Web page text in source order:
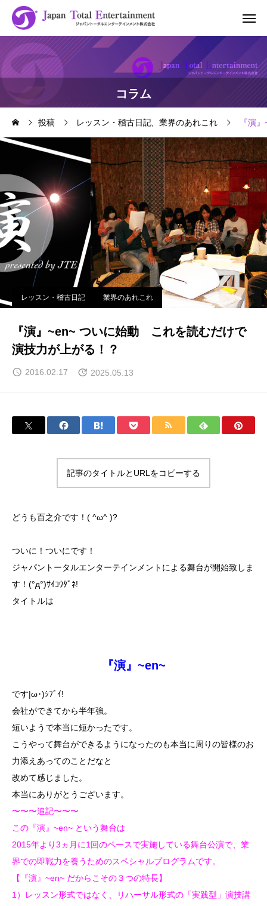
コラム
投稿 レッスン・稽古日記 業界のあれこれ 『演
レッスン・稽古日記 業界のあれこれ
『演』~en~ ついに始動 これを読むだけで
演技力が上がる！？
2016.02.17 2025.05.13
記事のタイトルとURLをコピーする
どうも百之介です！( ^ω^ )?
ついに！ついにです！
ジャパントータルエンターテインメントによる舞台が開始致しま
す！(°д°)ｻｲｺｳﾀﾞﾈ!
タイトルは
『演』~en~
です|ω･)ｼﾌﾞｲ!
会社ができてから半年強。
短いようで本当に短かったです。
こうやって舞台ができるようになったのも本当に周りの皆様のお
力添えあってのことだなと
改めて感じました。
本当にありがとうございます。
〜〜〜追記〜〜〜
この『演』~en~ という舞台は
2015年より3ヵ月に1回のペースで実施している舞台公演で、業
界での即戦力を養うためのスペシャルプログラムです。
【『演』~en~ だからこその３つの特長】
1）レッスン形式ではなく、リハーサル形式の「実践型」演技講